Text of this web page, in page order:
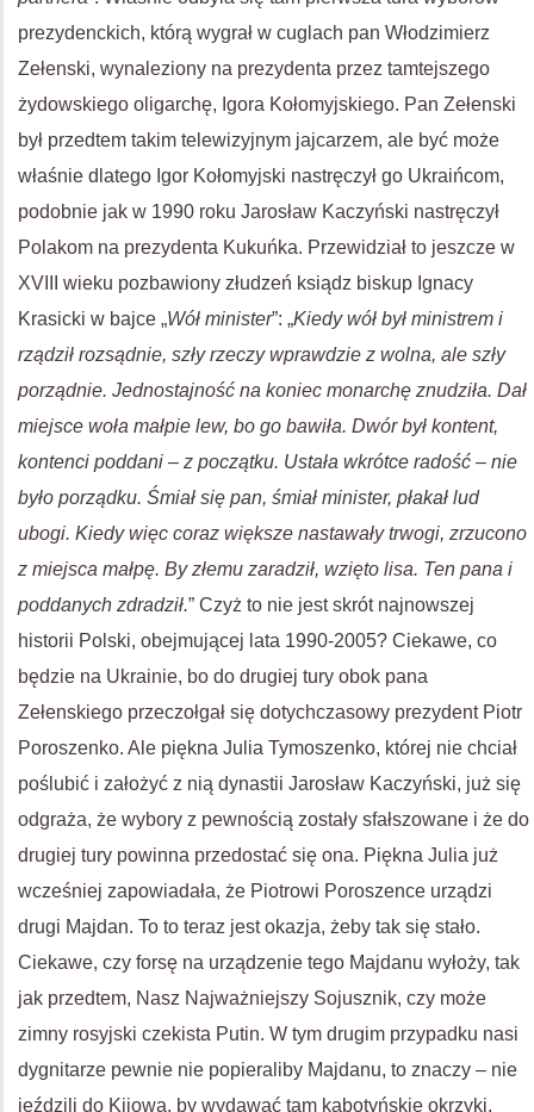
prezydenckich, którą wygrał w cuglach pan Włodzimierz
Zełenski, wynaleziony na prezydenta przez tamtejszego
żydowskiego oligarchę, Igora Kołomyjskiego. Pan Zełenski
był przedtem takim telewizyjnym jajcarzem, ale być może
właśnie dlatego Igor Kołomyjski nastręczył go Ukraińcom,
podobnie jak w 1990 roku Jarosław Kaczyński nastręczył
Polakom na prezydenta Kukuńka. Przewidział to jeszcze w
XVIII wieku pozbawiony złudzeń ksiądz biskup Ignacy
Krasicki w bajce „Wół minister”: „Kiedy wół był ministrem i
rządził rozsądnie, szły rzeczy wprawdzie z wolna, ale szły
porządnie. Jednostajność na koniec monarchę znudziła. Dał
miejsce woła małpie lew, bo go bawiła. Dwór był kontent,
kontenci poddani – z początku. Ustała wkrótce radość – nie
było porządku. Śmiał się pan, śmiał minister, płakał lud
ubogi. Kiedy więc coraz większe nastawały trwogi, zrzucono
z miejsca małpę. By złemu zaradził, wzięto lisa. Ten pana i
poddanych zdradził.” Czyż to nie jest skrót najnowszej
historii Polski, obejmującej lata 1990-2005? Ciekawe, co
będzie na Ukrainie, bo do drugiej tury obok pana
Zełenskiego przeczołgał się dotychczasowy prezydent Piotr
Poroszenko. Ale piękna Julia Tymoszenko, której nie chciał
poślubić i założyć z nią dynastii Jarosław Kaczyński, już się
odgraża, że wybory z pewnością zostały sfałszowane i że do
drugiej tury powinna przedostać się ona. Piękna Julia już
wcześniej zapowiadała, że Piotrowi Poroszence urządzi
drugi Majdan. To to teraz jest okazja, żeby tak się stało.
Ciekawe, czy forsę na urządzenie tego Majdanu wyłoży, tak
jak przedtem, Nasz Najważniejszy Sojusznik, czy może
zimny rosyjski czekista Putin. W tym drugim przypadku nasi
dygnitarze pewnie nie popieraliby Majdanu, to znaczy – nie
jeździli do Kijowa, by wydawać tam kabotyńskie okrzyki,